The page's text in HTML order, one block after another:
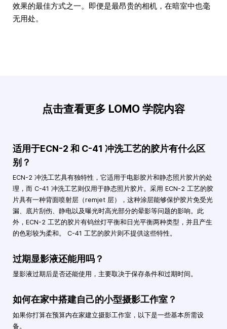
效果的最佳方式之一。即便是最昂贵的相机，在暗室中也毫
无用处。
点击查看更多 LOMO 学院内容
适用于ECN-2 和 C-41 冲洗工艺的胶片有什么区
别？
ECN-2 冲洗工艺具有独特性，它适用于电影胶片和静态照片胶片的处
理，而 C-41 冲洗工艺则仅用于静态照片胶片。采用 ECN-2 工艺的胶
片具有一种背面喷射层（remjet 层），这种涂层能够保护胶片免受光
漏、底片刮伤、静电以及曝光时高光部分的晕影等问题的影响。此
外，ECN-2 工艺的胶片有钨丝灯平衡和日光平衡两种类型，并且产生
的色彩较为柔和。 C-41 工艺的胶片则不提供这些特性。
过期显影液还能用吗？
显影液过期后是否还能使用，主要取决于保存条件和过期时间。
如何在家中搭建自己的小型摄影工作室？
如果你打算在预算内在家建立摄影工作室，以下是一些基本所需设
备。